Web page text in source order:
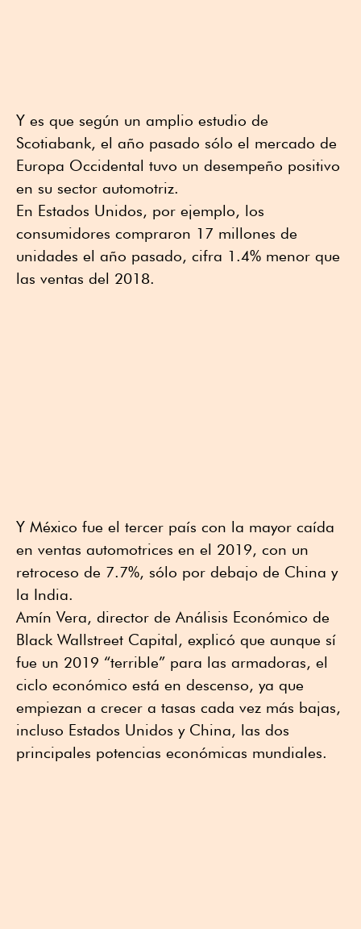
Y es que según un amplio estudio de
Scotiabank, el año pasado sólo el mercado de
Europa Occidental tuvo un desempeño positivo
en su sector automotriz.
En Estados Unidos, por ejemplo, los
consumidores compraron 17 millones de
unidades el año pasado, cifra 1.4% menor que
las ventas del 2018.
Y México fue el tercer país con la mayor caída
en ventas automotrices en el 2019, con un
retroceso de 7.7%, sólo por debajo de China y
la India.
Amín Vera, director de Análisis Económico de
Black Wallstreet Capital, explicó que aunque sí
fue un 2019 “terrible” para las armadoras, el
ciclo económico está en descenso, ya que
empiezan a crecer a tasas cada vez más bajas,
incluso Estados Unidos y China, las dos
principales potencias económicas mundiales.